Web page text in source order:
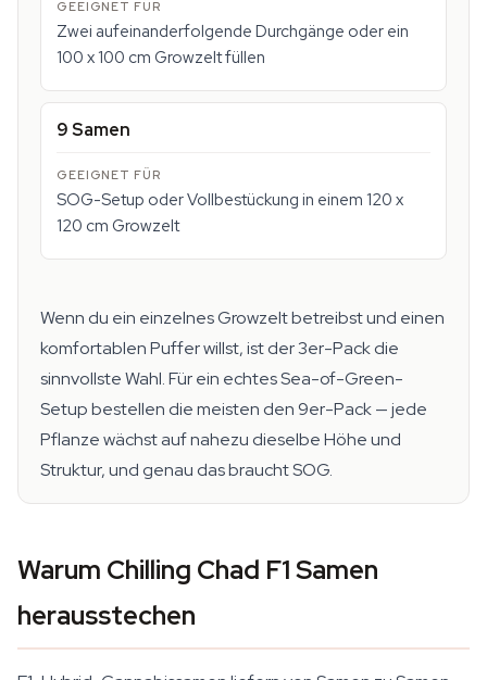
Zwei aufeinanderfolgende Durchgänge oder ein
100 x 100 cm Growzelt füllen
9 Samen
SOG-Setup oder Vollbestückung in einem 120 x
120 cm Growzelt
Wenn du ein einzelnes Growzelt betreibst und einen
komfortablen Puffer willst, ist der 3er-Pack die
sinnvollste Wahl. Für ein echtes Sea-of-Green-
Setup bestellen die meisten den 9er-Pack — jede
Pflanze wächst auf nahezu dieselbe Höhe und
Struktur, und genau das braucht SOG.
Warum Chilling Chad F1 Samen
herausstechen